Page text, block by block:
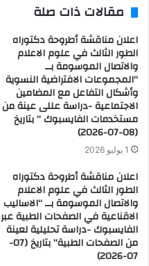
مقالات ذات صلة
اعلان مناقشة أطروحة دكتوراه
الطور الثالث في علوم الاعلام
والاتصال الموسومة بــ
“المجموعات الافتراضية النسوية
وأشكال التفاعل مع المضامين
الاجتماعية -دراسة عللى عينة من
مستخدمات الفايسبوك ” بتاريخ
(08-07-2026)
1 يوليو 2026
اعلان مناقشة أطروحة دكتوراه
الطور الثالث في علوم الاعلام
والاتصال الموسومة بــ “الاساليب
الاقناعية في الصفحات الطبية عبر
الفايسبوك -دراسة تحليلية لعينة
من الصفحات الطبية” بتاريخ (07-
07-2026)